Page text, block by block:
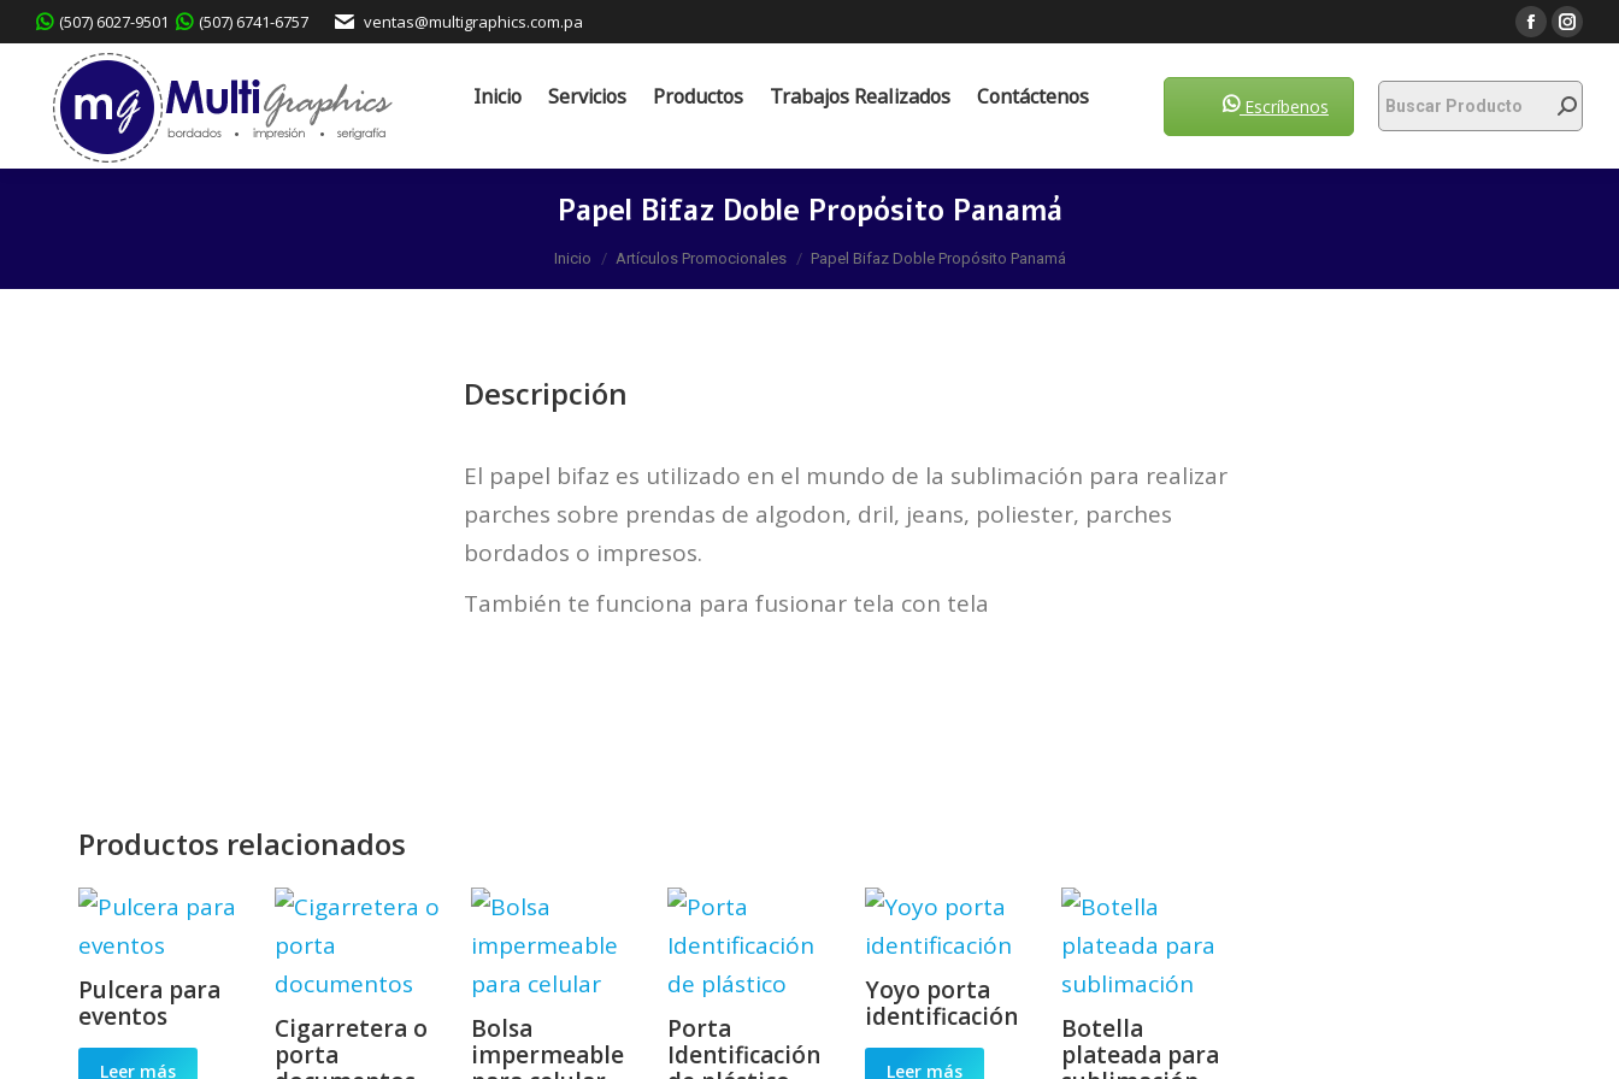
(507) 6027-9501 (507) 6741-6757 ventas@multigraphics.com.pa
Inicio Servicios Productos Trabajos Realizados Contáctenos Escríbenos
Papel Bifaz Doble Propósito Panamá
Estás aquí:
Inicio Artículos Promocionales Papel Bifaz Doble Propósito Panamá
Descripción
El papel bifaz es utilizado en el mundo de la sublimación para realizar
parches sobre prendas de algodon, dril, jeans, poliester, parches
bordados o impresos.
También te funciona para fusionar tela con tela
Productos relacionados
Pulcera para
eventos
Leer más
Cigarretera o
porta
Bolsa
impermeable
Porta
Identificación
Yoyo porta
identificación
Leer más
Botella
plateada para
Inicio Servicios Productos Escríbenos